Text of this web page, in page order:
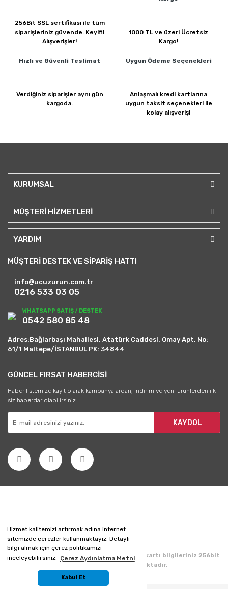
Hizmet kalitemizi artırmak adına internet
sitemizde çerezler kullanmaktayız. Detaylı
bilgi almak için çerez politikamızı
inceleyebilirsiniz. Çerez Aydınlatma Metni
Kabul Et
256Bit SSL sertifikası ile tüm
siparişleriniz güvende. Keyifli
Alışverişler!
1000 TL ve üzeri Ücretsiz
Kargo!
Hızlı ve Güvenli Teslimat
Verdiğiniz siparişler aynı gün
kargoda.
Uygun Ödeme Seçenekleri
Anlaşmalı kredi kartlarına
uygun taksit seçenekleri ile
kolay alışveriş!
KURUMSAL
MÜŞTERİ HİZMETLERİ
YARDIM
MÜŞTERİ DESTEK VE SİPARİŞ HATTI
info@ucuzurun.com.tr
0216 533 03 05
WHATSAPP SATIŞ / DESTEK
0542 580 85 48
Adres:Bağlarbaşı Mahallesi. Atatürk Caddesi. Omay Apt. No:
61/1 Maltepe/İSTANBUL PK: 34844
GÜNCEL FIRSAT HABERCİSİ
Haber listemize kayıt olarak kampanyalardan, indirim ve yeni ürünlerden ilk
siz haberdar olabilirsiniz.
KAYDOL
Copyright 2020 © Her hakkı saklıdır. Kredi kartı bilgileriniz 256bit
SSL sertifikası ile korunmaktadır.